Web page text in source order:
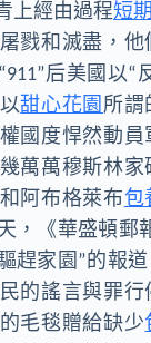
上經由過程短
戮和滅盡，
后美國以
甜心花園所謂
國度悍然動
萬萬穆斯林
阿布格萊布包
，《華盛頓郵
趕家園”的報
的謠言與罪
毛毯贈給缺少